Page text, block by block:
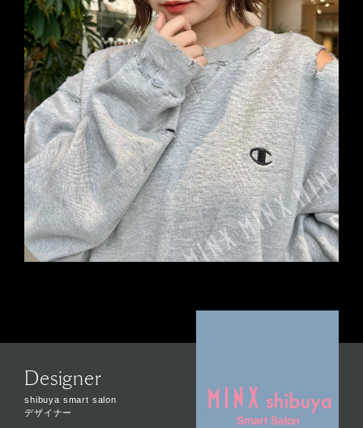
Designer
shibuya smart salon
デザイナー